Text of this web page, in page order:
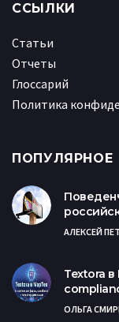
ССЫЛКИ
Статьи
Отчеты
Глоссарий
Политика
ПОПУЛЯРНОЕ
АЛЕКСЕЙ
Textora
ОЛЬГА